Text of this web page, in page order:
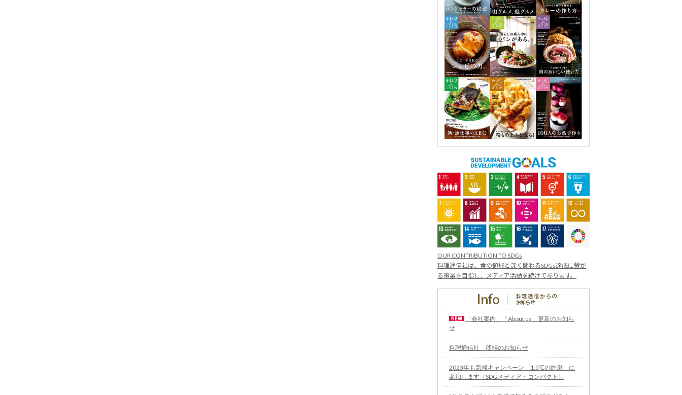
OUR CONTRIBUTION TO SDGs
料理通信社は、食の領域と深く関わるSDGs達成に繋が
る事業を目指し、メディア活動を続けて参ります。
「会社案内」「About us」更新のお知ら
せ
料理通信社 移転のお知らせ
2023年も気候キャンペーン「1.5℃の約束」に
参加します（SDGメディア・コンパクト）